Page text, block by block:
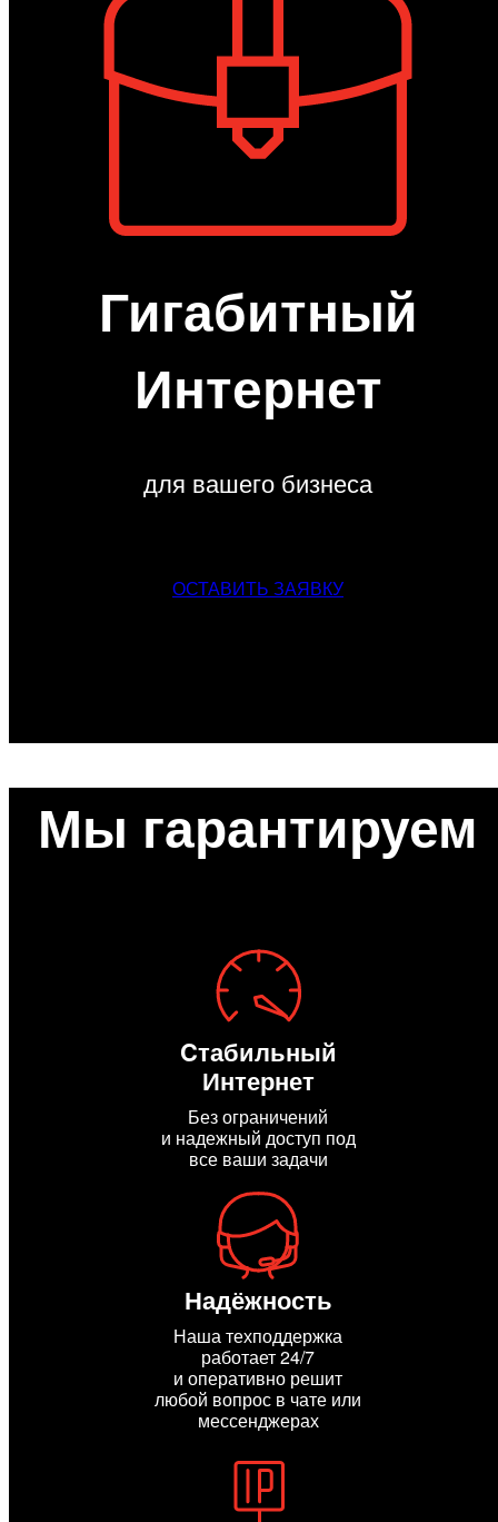
Гигабитный
Интернет
для вашего бизнеса
ОСТАВИТЬ ЗАЯВКУ
Мы гарантируем
Cтабильный
Интернет
Без ограничений
и надежный доступ под
все ваши задачи
Надёжность
Наша техподдержка
работает 24/7
и оперативно решит
любой вопрос в чате или
мессенджерах